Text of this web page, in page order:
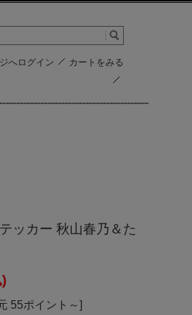
へログイン カートをみる
ッカー 秋山春乃＆た
55ポイント～]